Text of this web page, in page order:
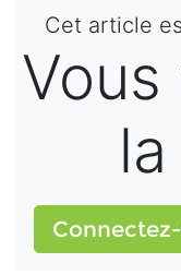
Cet article